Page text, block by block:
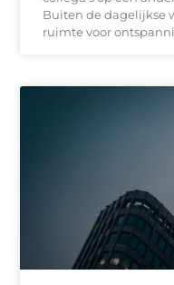
Buiten de dagelijkse
ruimte voor